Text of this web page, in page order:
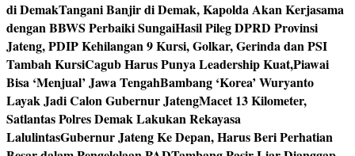
di DemakTangani Banjir di Demak, Kapolda Akan Kerjasama
dengan BBWS Perbaiki SungaiHasil Pileg DPRD Provinsi
Jateng, PDIP Kehilangan 9 Kursi, Golkar, Gerinda dan PSI
Tambah KursiCagub Harus Punya Leadership Kuat,Piawai
Bisa ‘Menjual’ Jawa TengahBambang ‘Korea’ Wuryanto
Layak Jadi Calon Gubernur JatengMacet 13 Kilometer,
Satlantas Polres Demak Lakukan Rekayasa
LalulintasGubernur Jateng Ke Depan, Harus Beri Perhatian